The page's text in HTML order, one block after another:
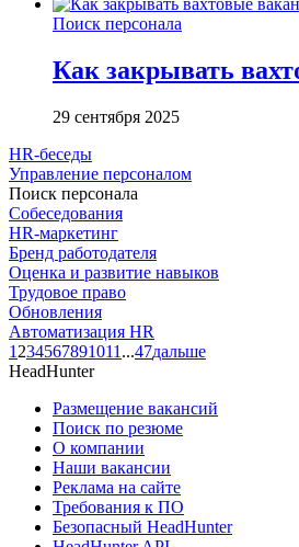
Поиск персонала
Как закрывать
29 сентября 2025
HR-беседы
Управление персоналом
Поиск персонала
Собеседования
HR-маркетинг
Бренд работодателя
Оценка и развитие навыков
Трудовое право
Обновления
Автоматизация HR
1 234567891011 ...47дальше
HeadHunter
Размещение вакансий
Поиск по резюме
О компании
Наши вакансии
Реклама на сайте
Требования к ПО
Безопасный HeadHunter